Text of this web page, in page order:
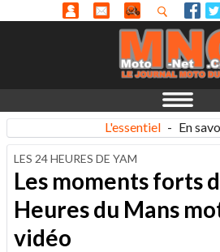
L'essentiel - En
LES 24 HEURES DE YAM
Les moments forts
Heures du Mans
vidéo